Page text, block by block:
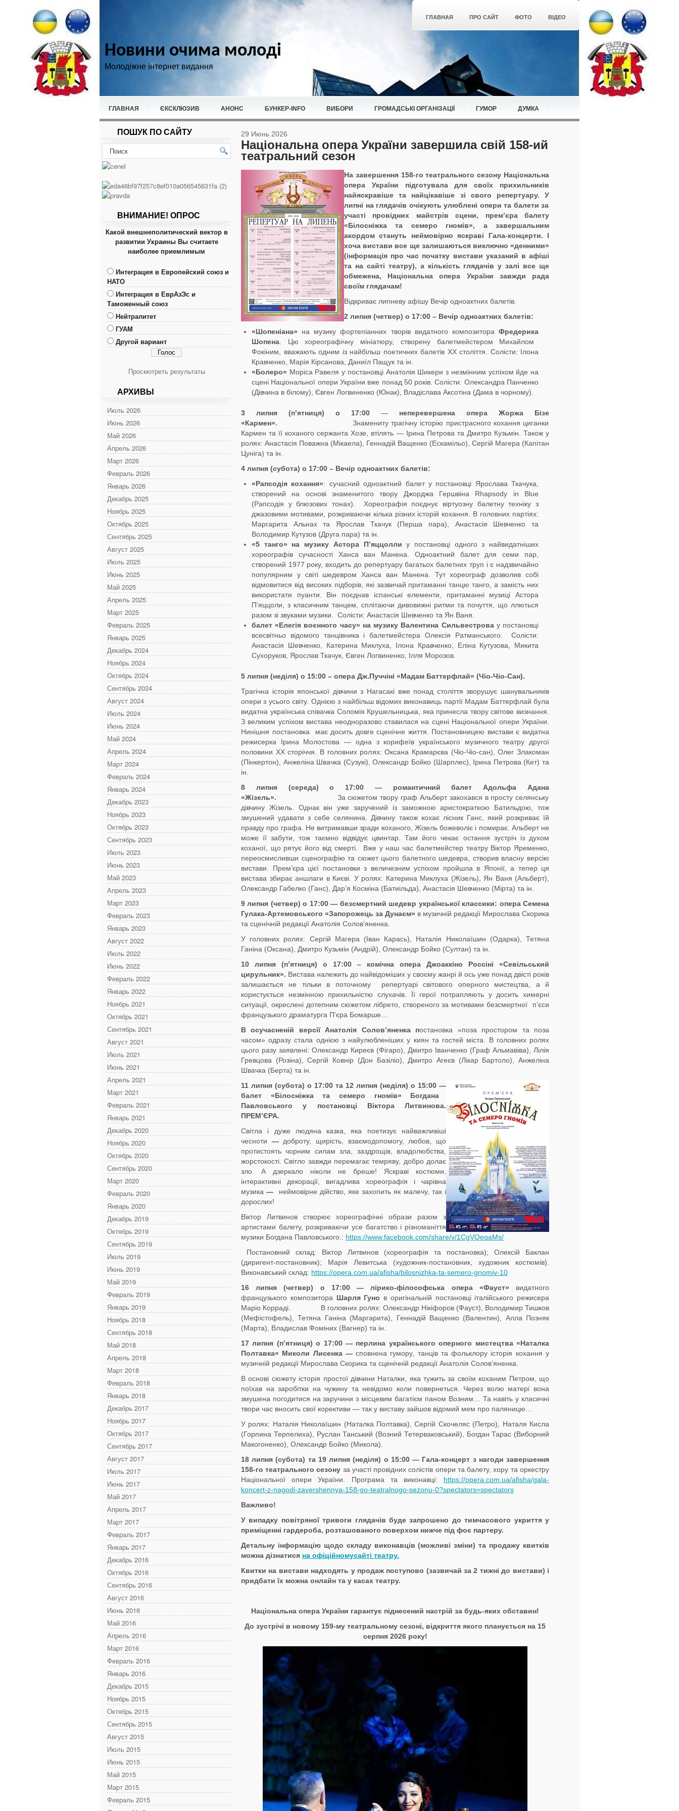
ГЛАВНАЯ ПРО САЙТ ФОТО ВІДЕО
Новини очима молоді
Молодіжне інтернет видання
ГЛАВНАЯ ЄКСКЛЮЗИВ АНОНС БУНКЕР-ІNFO ВИБОРИ ГРОМАДСЬКІ ОРГАНІЗАЦІЇ ГУМОР ДУМКА
НОВИНИ СПОРТ
ПОШУК ПО САЙТУ
ВНИМАНИЕ! ОПРОС
Какой внешнеполитический вектор в
развитии Украины Вы считаете
наиболее приемлимым
Интеграция в Европейский союз и
НАТО
Интеграция в ЕврАзЭс и
Таможенный союз
Нейтралитет
ГУАМ
Другой вариант
Просмотреть результаты
АРХИВЫ
Июль 2026
Июнь 2026
Май 2026
Апрель 2026
Март 2026
Февраль 2026
Январь 2026
Декабрь 2025
Ноябрь 2025
Октябрь 2025
Сентябрь 2025
Август 2025
Июль 2025
Июнь 2025
Май 2025
Апрель 2025
Март 2025
Февраль 2025
Январь 2025
Декабрь 2024
Ноябрь 2024
Октябрь 2024
Сентябрь 2024
Август 2024
Июль 2024
Июнь 2024
Май 2024
Апрель 2024
Март 2024
Февраль 2024
Январь 2024
Декабрь 2023
Ноябрь 2023
Октябрь 2023
Сентябрь 2023
Июль 2023
Июнь 2023
Май 2023
Апрель 2023
Март 2023
Февраль 2023
Январь 2023
Август 2022
Июль 2022
Июнь 2022
Февраль 2022
Январь 2022
Ноябрь 2021
Октябрь 2021
Сентябрь 2021
Август 2021
Июль 2021
Июнь 2021
Апрель 2021
Март 2021
Февраль 2021
Январь 2021
Декабрь 2020
Ноябрь 2020
Октябрь 2020
Сентябрь 2020
Март 2020
Февраль 2020
Январь 2020
Декабрь 2019
Октябрь 2019
Сентябрь 2019
Июль 2019
Июнь 2019
Май 2019
Февраль 2019
Январь 2019
Ноябрь 2018
Сентябрь 2018
Май 2018
Апрель 2018
Март 2018
Февраль 2018
Январь 2018
Декабрь 2017
Ноябрь 2017
Октябрь 2017
Сентябрь 2017
Август 2017
Июль 2017
Июнь 2017
Май 2017
Апрель 2017
Март 2017
Февраль 2017
Январь 2017
Декабрь 2016
Октябрь 2016
Сентябрь 2016
Август 2016
Июнь 2016
Май 2016
Апрель 2016
Март 2016
Февраль 2016
Январь 2016
Декабрь 2015
Ноябрь 2015
Октябрь 2015
Сентябрь 2015
Август 2015
Июль 2015
Июнь 2015
Май 2015
Март 2015
Февраль 2015
29 Июнь 2026
Національна опера України завершила свій 158-ий
театральний сезон
На завершення158-го театрального сезону Національна
опера України підготувала для своїх прихильників
найяскравіше та найцікавіше зі свого репертуару. У
липні на глядачів очікують улюблені опери та балетиза
участі провідних майстрів сцени, прем’єра балету
«Білосніжка та семеро гномів», азавершальним
акордом стануть неймовірно яскраві Гала-концерти. І
хоча вистави все ще залишаютьсявиключно «денними»
(інформація прочас початку вистави указаний в афіші
та на сайті театру), а кількість глядачіву залі все ще
обмежена, Національна опера України завжди рада
своїм глядачам!
Відкриває липневу афішу Вечір одноактних балетів.
2 липня (четвер) о 17:00 – Вечір одноактних балетів:
«Шопеніана» на музику фортепіанних творів видатного композитора Фредерика
Шопена . Цю хореографічну мініатюру, створену балетмейстером Михайлом
Фокіним, вважають одним із найбільш поетичних балетів XX століття. Солісти: Ілона
Кравченко, Марія Кірсанова, Даниїл Пащук та ін.
«Болеро» Моріса Равеля у постановці Анатолія Шикери з незмінним успіхом йде на
сцені Національної опери України вже понад 50 років. Солісти: Олександра Панченко
(Дівчина в білому), Євген Логвиненко (Юнак), Владіслава Аксотіна (Дама в чорному).
3 липня (п’ятниця) о 17:00 — неперевершена опера Жоржа Бізе
«Кармен». Знамениту трагічну історію пристрасного кохання циганки
Кармен та її коханого сержанта Хозе, втілять — Ірина Петрова та Дмитро Кузьмін. Також у
ролях: Анастасія Поважна (Мікаела), Геннадій Ващенко (Ескамільо), Сергій Магера (Капітан
Цуніга) та ін.
4 липня (субота) о 17:00 – Вечір одноактних балетів:
«Рапсодія кохання»: сучасний одноактний балет у постановці Ярослава Ткачука,
створений на основі знаменитого твору Джорджа Гершвіна Rhapsody in Blue
(Рапсодія у блюзових тонах). Хореографія поєднує віртуозну балетну техніку з
джазовими мотивами, розкриваючи кілька різних історій кохання. В головних партіях:
Маргарита Альнах та Ярослав Ткачук (Перша пара), Анастасія Шевченко та
Володимир Кутузов (Друга пара) та ін.
«5 танго» на музику Астора П’яццолли у постановці одного з найвидатніших
хореографів сучасності Ханса ван Манена. Одноактний балет для семи пар,
створений 1977 року, входить до репертуару багатьох балетних труп і є надзвичайно
популярним у світі шедевром Ханса ван Манена. Тут хореограф дозволив собі
відмовитися від високих підборів, які зазвичай притаманні танцю танго, а замість них
використати пуанти. Він поєднав іспанські елементи, притаманні музиці Астора
П’яццоли, з класичним танцем, сплітаючи дивовижні ритми та почуття, що ллються
разом зі звуками музики. Солісти: Анастасія Шевченко та Ян Ваня.
балет «Елегія воєнного часу» на музику Валентина Сильвестрова у постановці
всесвітньо відомого танцівника і балетмейстера Олексія Ратманського. Солісти:
Анастасія Шевченко, Катерина Миклуха, Ілона Кравченко, Еліна Кутузова, Микита
Сухоруков, Ярослав Ткачук, Євген Логвиненко, Ілля Морозов.
5 липня (неділя) о 15:00 – опера Дж.Пуччіні «Мадам Баттерфлай» (Чіо-Чіо-Сан).
Трагічна історія японської дівчини з Нагасакі вже понад століття зворушує шанувальників
опери з усього світу. Однією з найбільш відомих виконавиць партії Мадам Баттерфлай була
видатна українська співачка Соломія Крушельницька, яка принесла твору світове визнання.
З великим успіхом вистава неодноразово ставилася на сцені Національної опери України.
Нинішня постановка має досить довге сценічне життя. Постановницею вистави є видатна
режисерка Ірина Молостова — одна з корифеїв українського музичного театру другої
половини XX сторіччя. В головних ролях: Оксана Крамарєва (Чіо-Чіо-сан), Олег Злакоман
(Пінкертон), Анжеліна Швачка (Сузукі), Олександр Бойко (Шарплес), Ірина Петрова (Кет) та
ін.
8 липня(середа) о 17:00 — романтичний балет Адольфа Адана
«Жізель».
За сюжетом твору граф Альберт закохався в просту селянську
дівчину Жізель. Однак він уже заручений із заможною аристократкою Батильдою, тож
змушений удавати з себе селянина. Дівчину також кохає лісник Ганс, який розкриває їй
правду про графа. Не витримавши зради коханого, Жізель божеволіє і помирає. Альберт не
може її забути, тож таємно відвідує цвинтар. Там його чекає остання зустріч із духом
коханої, що рятує його від смерті. Вже у наш час балетмейстер театру Віктор Яременко,
переосмисливши сценографію та сюжет цього балетного шедевра, створив власну версію
вистави. Прем’єра цієї постановки з величезним успіхом пройшла в Японії, а тепер ця
вистава збирає аншлаги в Києві. У ролях: Катерина Миклуха (Жізель), Ян Ваня (Альберт),
Олександр Габелко (Ганс), Дар’я Косміна (Батиільда), Анастасія Шевченко (Мірта) та ін.
9 липня (четвер) о 17:00 — безсмертний шедевр української классики: опера Семена
Гулака-Артемовського «Запорожець за Дунаєм» в музичній редакції Мирослава Скорика
та сценічній редакції Анатолія Солов’яненка.
У головних ролях: Сергій Магера (Іван Карась), Наталія Николаїшин (Одарка), Тетяна
Ганіна (Оксана), Дмитро Кузьмін (Андрій), Олександр Бойко (Султан) та ін.
10 липня
(п’ятниця) о 17:00 – комічна опера Джоаккіно Россіні «Севільський
цирульник». Вистава належить до найвідоміших у своєму жанрі й ось уже понад двісті років
залишається не тільки в поточному репертуарі світового оперного мистецтва, а й
користується незмінною прихильністю слухачів. Її герої потрапляють у досить химерні
ситуації, окреслені дотепним сюжетом лібрето, створеного за мотивами безсмертної п’єси
французького драматурга П’єра Бомарше…
В осучасненій версії Анатолія Солов’яненкапостановка «поза простором та поза
часом» одразу стала однією з найулюбленіших у киян та гостей міста. В головних ролях
цього разу заявлені: Олександр Киреєв (Фігаро), Дмитро Іванченко (Граф Альмавіва), Лілія
Гревцова (Розіна), Сергій Ковнір (Дон Базіліо), Дмитро Агеєв (Лікар Бартоло), Анжеліна
Швачка (Берта) та ін.
11 липня (субота) о 17:00 та 12 липня (неділя) о 15:00 —
балет «Білосніжка та семеро гномів» Богдана
Павловського у постановці Віктора Литвинова.
ПРЕМ’ЄРА.
Світла і дуже людяна казка, яка поетизує найважливіші
чесноти —доброту, щирість, взаємодопомогу, любов, що
протистоять чорним силам зла, заздрощів, владолюбства,
жорстокості. Світло завжди перемагає темряву, добро долає
зло. А дзеркало ніколи не бреше! Яскраві костюми,
інтерактивні декорації, вигадлива хореографія і чарівна
музика— неймовірне дійство, яке захопить як малечу, так і
дорослих!
Віктор Литвинов створює хореографічні образи разом з
артистами балету, розкриваючи усе багатство і різноманіття
музики Богдана Павловського.: https://www.facebook.com/share/v/1CgVQeqaMs/
Постановний склад: Віктор Литвинов (хореографія та постановка); Олексій Баклан
(диригент-постановник); Марія Левитська (художник-постановник, художник костюмів).
Виконавський склад: https://opera.com.ua/afisha/bilosnizhka-ta-semero-gnomiv-10
16 липня (четвер) о 17:00—лірико-філософська опера «Фауст»
видатного
французького композитора Шарля Гуно в оригінальній постановці італійського режисера
Маріо Корраді. В головних ролях: Олександр Нікіфоров (Фауст), Володимир Тишков
(Мефістофель), Тетяна Ганіна (Маргарита), Геннадій Ващенко (Валентин), Алла Позняк
(Марта), Владислав Фоміних (Вагнер) та ін.
17 липня (п’ятниця) о 17:00 — перлина українського оперного мистецтва «Наталка
Полтавка» Миколи Лисенка —сповнена гумору, танців та фольклору історія кохання у
музичній редакції Мирослава Скорика та сценічній редакції Анатолія Солов’яненка.
В основі сюжету історія простої дівчини Наталки, яка тужить за своїм коханим Петром, що
поїхав на заробітки на чужину та невідомо коли повернеться. Через волю матері вона
змушена погодитися на заручини з місцевим багатієм паном Возним… Та навіть у класичні
твори час вносить свої корективи — так у виставу зайшов відомий мем про паляницю…
У ролях: Наталія Николаїшин (Наталка Полтавка), Сергій Скочеляс (Петро), Наталя Кисла
(Горпина Терпелиха), Руслан Танський (Возний Тетерваковський), Богдан Тарас (Виборний
Макогоненко), Олександр Бойко (Микола).
18 липня (субота) та 19липня (неділя) о 15:00 — Гала-концерт з нагоди завершення
158-го театрального сезону за участі провідних солістів опери та балету, хору та оркестру
Національної опери України. Програма та виконавці: https://opera.com.ua/afisha/gala-
koncert-z-nagodi-zavershennya-158-go-teatralnogo-sezonu-0?spectators=spectators
Важливо!
У випадку повітряної тривоги глядачів буде запрошено дотимчасового укриттяу
приміщенні гардероба, розташованого поверхом нижче під фоє партеру.
Детальну інформацію щодо складу виконавців (можливі зміни) та продажу квитків
можна дізнатися на офіційномусайті театру.
Квитки на вистави надходять у продаж поступово (зазвичай за 2 тижні до вистави) і
придбати їх можна онлайн та у касах театру.
Національна опера України гарантує піднесений настрій за будь-яких обставин!
До зустрічі в новому 159-му театральному сезоні, відкриття якого планується на 15
серпня 2026року!